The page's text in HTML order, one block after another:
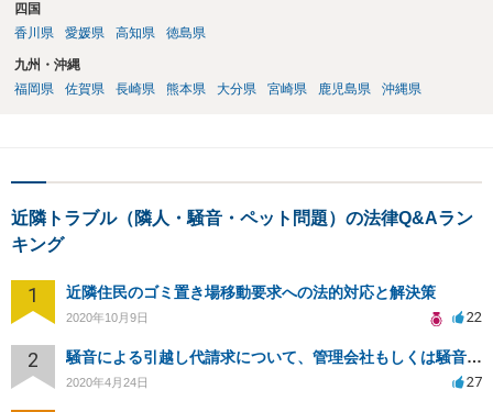
四国
香川県
愛媛県 高知県 徳島県
九州・沖縄
福岡県
佐賀県 長崎県 熊本県 大分県 宮崎県 鹿児島県 沖縄県
近隣トラブル（隣人・騒音・ペット問題）の法律Q&Aラン
キング
1 近隣住民のゴミ置き場移動要求への法的対応と解決策
2020年10月9日 22
2 騒音による引越し代請求について、管理会社もしくは騒音主から請求できるか？
2020年4月24日 27